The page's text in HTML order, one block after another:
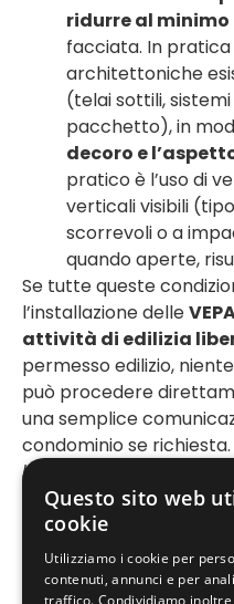
ridurre al
facciata. In
architettoniche
(telai sottili,
pacchetto), in
decoro e
pratico è l’uso di
verticali visibili
scorrevoli o a
quando aperte,
Se tutte queste
l’installazione delle
attività di edilizia
permesso edilizio,
può procedere
una semplice
condominio se
liberalizzato
sotto il
installazioni,
efficienza energetica
ampliamenti.
In sintesi, grazie alla
Questo sito web
cookie
Utilizziamo i cookie per
contenuti, annunci e per
traffico. Condividiamo